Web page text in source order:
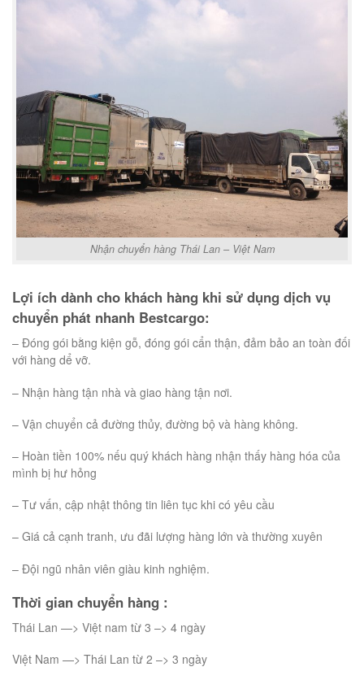
Nhận chuyển hàng Thái Lan – Việt Nam
Lợi ích dành cho khách hàng khi sử dụng dịch vụ
chuyển phát nhanh Bestcargo:
– Đóng gói bằng kiện gỗ, đóng gói cẩn thận, đảm bảo an toàn đối
với hàng dể vỡ.
– Nhận hàng tận nhà và giao hàng tận nơi.
– Vận chuyển cả đường thủy, đường bộ và hàng không.
– Hoàn tiền 100% nếu quý khách hàng nhận thấy hàng hóa của
mình bị hư hỏng
– Tư vấn, cập nhật thông tin liên tục khi có yêu cầu
– Giá cả cạnh tranh, ưu đãi lượng hàng lớn và thường xuyên
– Đội ngũ nhân viên giàu kinh nghiệm.
Thời gian chuyển hàng :
Thái Lan —> Việt nam từ 3 –> 4 ngày
Việt Nam —> Thái Lan từ 2 –> 3 ngày